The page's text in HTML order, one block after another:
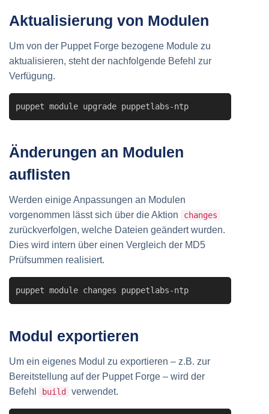
Aktualisierung von Modulen
Um von der Puppet Forge bezogene Module zu
aktualisieren, steht der nachfolgende Befehl zur
Verfügung.
puppet module upgrade puppetlabs-ntp
Änderungen an Modulen
auflisten
Werden einige Anpassungen an Modulen
vorgenommen lässt sich über die Aktion
changes
zurückverfolgen, welche Dateien geändert wurden.
Dies wird intern über einen Vergleich der MD5
Prüfsummen realisiert.
puppet module changes puppetlabs-ntp
Modul exportieren
Um ein eigenes Modul zu exportieren – z.B. zur
Bereitstellung auf der Puppet Forge – wird der
Befehl
build verwendet.